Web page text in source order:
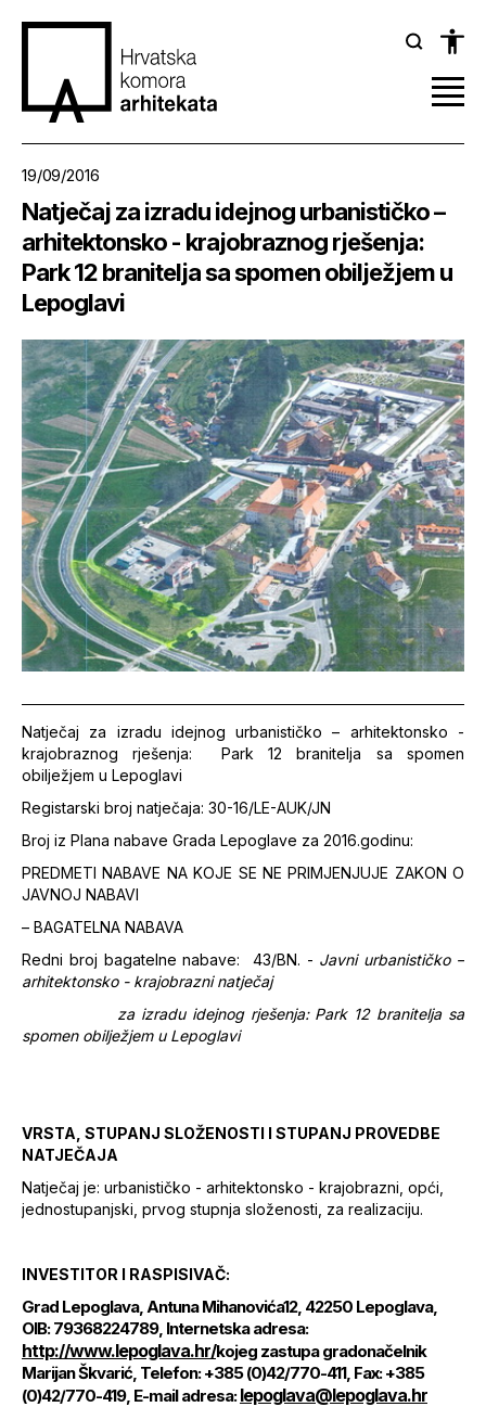
19/09/2016
Natječaj za izradu idejnog urbanističko –
arhitektonsko - krajobraznog rješenja:
Park 12 branitelja sa spomen obilježjem u
Lepoglavi
Natječaj za izradu idejnog urbanističko – arhitektonsko -
krajobraznog rješenja: Park 12 branitelja sa spomen
obilježjem u Lepoglavi
Registarski broj natječaja: 30-16/LE-AUK/JN
Broj iz Plana nabave Grada Lepoglave za 2016.godinu:
PREDMETI NABAVE NA KOJE SE NE PRIMJENJUJE ZAKON O
JAVNOJ NABAVI
– BAGATELNA NABAVA
Redni broj bagatelne nabave: 43/BN. - Javni urbanističko –
arhitektonsko - krajobrazni natječaj
za izradu idejnog rješenja: Park 12 branitelja sa
spomen obilježjem u Lepoglavi
VRSTA, STUPANJ SLOŽENOSTI I STUPANJ PROVEDBE
NATJEČAJA
Natječaj je: urbanističko - arhitektonsko - krajobrazni, opći,
jednostupanjski, prvog stupnja složenosti, za realizaciju.
INVESTITOR I RASPISIVAČ:
Grad Lepoglava, Antuna Mihanovića12, 42250 Lepoglava,
OIB: 79368224789, Internetska adresa:
http://www.lepoglava.hr/kojeg zastupa gradonačelnik
Marijan Škvarić, Telefon: +385 (0)42/770-411, Fax: +385
(0)42/770-419, E-mail adresa:lepoglava@lepoglava.hr